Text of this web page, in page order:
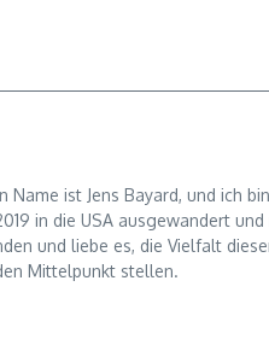
Name ist Jens Bayard, und ich
in die USA ausgewandert
und liebe es, die Vielfalt
Mittelpunkt stellen.